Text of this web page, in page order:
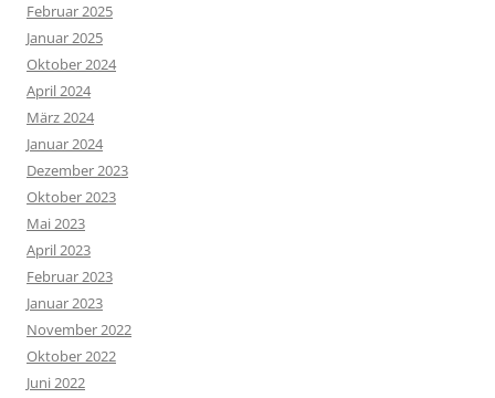
Februar 2025
Januar 2025
Oktober 2024
April 2024
März 2024
Januar 2024
Dezember 2023
Oktober 2023
Mai 2023
April 2023
Februar 2023
Januar 2023
November 2022
Oktober 2022
Juni 2022